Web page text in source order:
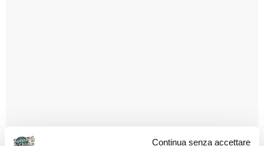
Continua senza accettare